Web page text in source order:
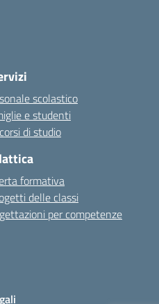
scolastico
e studenti
di studio
formativa
delle classi
per competenze